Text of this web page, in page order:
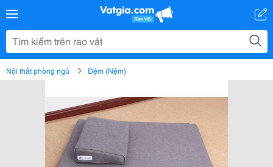
Nội thất phòng ngủ Đệm (Nệm)